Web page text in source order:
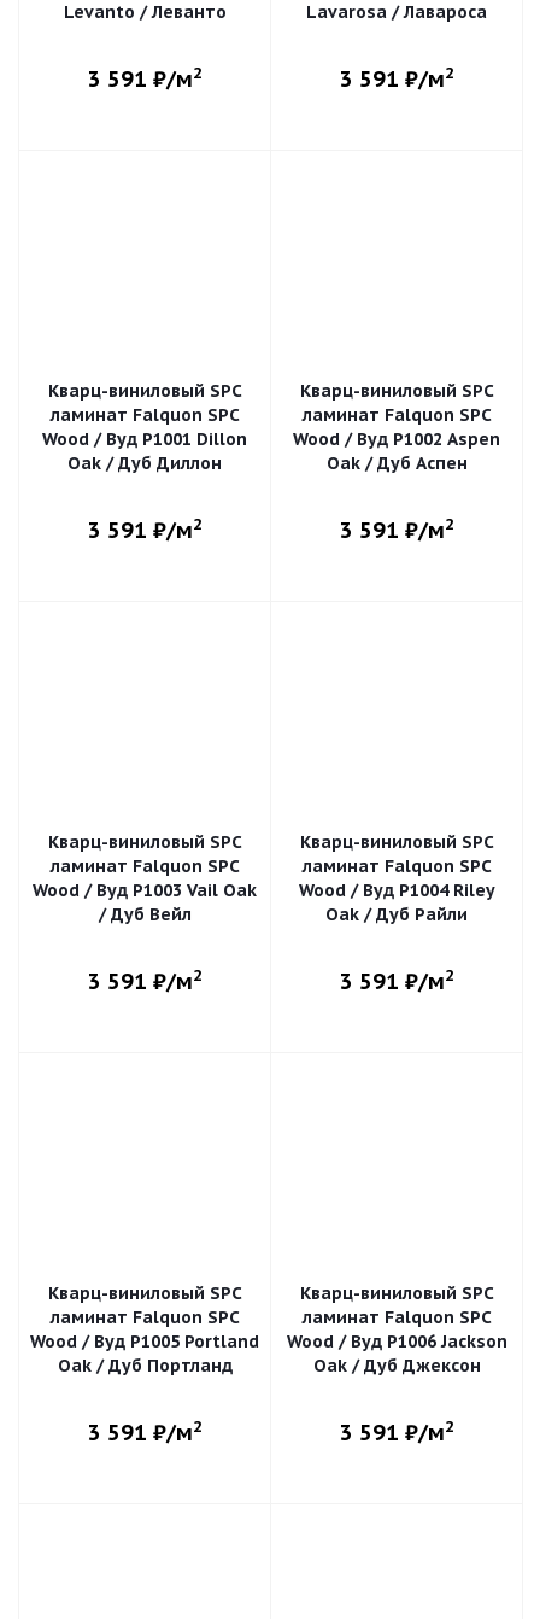
Levanto / Леванто
3 591 ₽/м2
Lavarosa / Лавароса
3 591 ₽/м2
Кварц-виниловый SPC
ламинат Falquon SPC
Wood / Вуд P1001 Dillon
Oak / Дуб Диллон
3 591 ₽/м2
Кварц-виниловый SPC
ламинат Falquon SPC
Wood / Вуд P1002 Aspen
Oak / Дуб Аспен
3 591 ₽/м2
Кварц-виниловый SPC
ламинат Falquon SPC
Wood / Вуд P1003 Vail Oak
/ Дуб Вейл
3 591 ₽/м2
Кварц-виниловый SPC
ламинат Falquon SPC
Wood / Вуд P1004 Riley
Oak / Дуб Райли
3 591 ₽/м2
Кварц-виниловый SPC
ламинат Falquon SPC
Wood / Вуд P1005 Portland
Oak / Дуб Портланд
3 591 ₽/м2
Кварц-виниловый SPC
ламинат Falquon SPC
Wood / Вуд P1006 Jackson
Oak / Дуб Джексон
3 591 ₽/м2